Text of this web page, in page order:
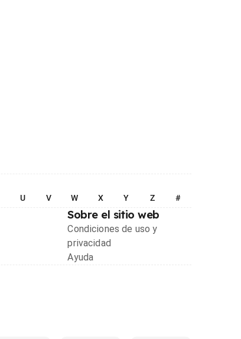
U V W X Y Z #
Sobre el sitio web
Condiciones de uso y
privacidad
Ayuda